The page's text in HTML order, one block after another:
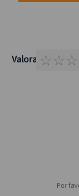
Valoraciones
☆☆☆